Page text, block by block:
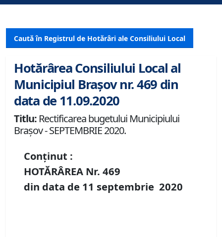
Caută în Registrul de Hotărâri ale Consiliului Local
Hotărârea Consiliului Local al
Municipiul Brașov nr. 469 din
data de 11.09.2020
Titlu: Rectificarea bugetului Municipiului
Braşov - SEPTEMBRIE 2020.
Conținut :
HOTĂRÂREA Nr. 469
din data de 11 septembrie 2020